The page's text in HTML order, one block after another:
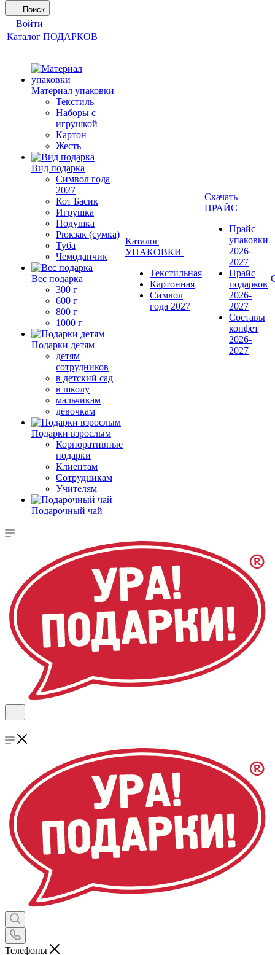
Поиск
Войти
Каталог ПОДАРКОВ
Материал упаковки
Текстиль
Наборы с
игрушкой
Картон
Жесть
Вид подарка
Символ года
2027
Кот Басик
Игрушка
Подушка
Рюкзак (сумка)
Туба
Чемоданчик
Вес подарка
300 г
600 г
800 г
1000 г
Подарки детям
детям
сотрудников
в детский сад
в школу
мальчикам
девочкам
Подарки взрослым
Корпоративные
подарки
Клиентам
Сотрудникам
Учителям
Подарочный чай
Каталог
УПАКОВКИ
Текстильная
Картонная
Символ
года 2027
Скачать
ПРАЙС
Прайс
упаковки
2026-
2027
Прайс
подарков
2026-
2027
Составы
конфет
2026-
2027
Телефоны